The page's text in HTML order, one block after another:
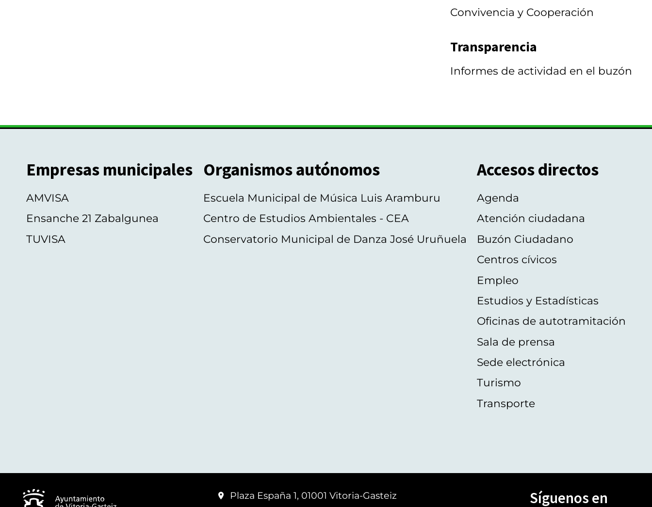
Convivencia y Cooperación
Transparencia
Informes de actividad en el buzón
Empresas municipales
AMVISA
Ensanche 21 Zabalgunea
TUVISA
Organismos autónomos
Escuela Municipal de Música Luis Aramburu
Centro de Estudios Ambientales - CEA
Conservatorio Municipal de Danza José Uruñuela
Accesos directos
Agenda
Atención ciudadana
Buzón Ciudadano
Centros cívicos
Empleo
Estudios y Estadísticas
Oficinas de autotramitación
Sala de prensa
Sede electrónica
Turismo
Transporte
Plaza España 1, 01001 Vitoria-Gasteiz Síguenos en